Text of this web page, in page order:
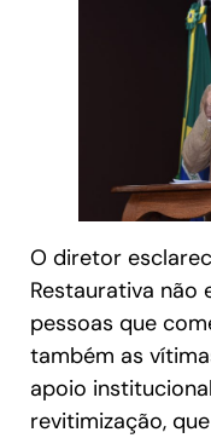
O diretor
Restaurativa não
pessoas que
também as
apoio
revitimização,